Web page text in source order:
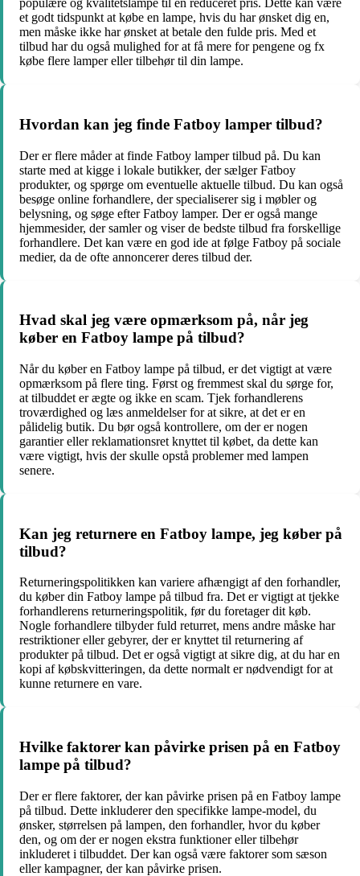
populære og kvalitetslampe til en reduceret pris. Dette kan være
et godt tidspunkt at købe en lampe, hvis du har ønsket dig en,
men måske ikke har ønsket at betale den fulde pris. Med et
tilbud har du også mulighed for at få mere for pengene og fx
købe flere lamper eller tilbehør til din lampe.
Hvordan kan jeg finde Fatboy lamper tilbud?
Der er flere måder at finde Fatboy lamper tilbud på. Du kan
starte med at kigge i lokale butikker, der sælger Fatboy
produkter, og spørge om eventuelle aktuelle tilbud. Du kan også
besøge online forhandlere, der specialiserer sig i møbler og
belysning, og søge efter Fatboy lamper. Der er også mange
hjemmesider, der samler og viser de bedste tilbud fra forskellige
forhandlere. Det kan være en god ide at følge Fatboy på sociale
medier, da de ofte annoncerer deres tilbud der.
Hvad skal jeg være opmærksom på, når jeg
køber en Fatboy lampe på tilbud?
Når du køber en Fatboy lampe på tilbud, er det vigtigt at være
opmærksom på flere ting. Først og fremmest skal du sørge for,
at tilbuddet er ægte og ikke en scam. Tjek forhandlerens
troværdighed og læs anmeldelser for at sikre, at det er en
pålidelig butik. Du bør også kontrollere, om der er nogen
garantier eller reklamationsret knyttet til købet, da dette kan
være vigtigt, hvis der skulle opstå problemer med lampen
senere.
Kan jeg returnere en Fatboy lampe, jeg køber på
tilbud?
Returneringspolitikken kan variere afhængigt af den forhandler,
du køber din Fatboy lampe på tilbud fra. Det er vigtigt at tjekke
forhandlerens returneringspolitik, før du foretager dit køb.
Nogle forhandlere tilbyder fuld returret, mens andre måske har
restriktioner eller gebyrer, der er knyttet til returnering af
produkter på tilbud. Det er også vigtigt at sikre dig, at du har en
kopi af købskvitteringen, da dette normalt er nødvendigt for at
kunne returnere en vare.
Hvilke faktorer kan påvirke prisen på en Fatboy
lampe på tilbud?
Der er flere faktorer, der kan påvirke prisen på en Fatboy lampe
på tilbud. Dette inkluderer den specifikke lampe-model, du
ønsker, størrelsen på lampen, den forhandler, hvor du køber
den, og om der er nogen ekstra funktioner eller tilbehør
inkluderet i tilbuddet. Der kan også være faktorer som sæson
eller kampagner, der kan påvirke prisen.